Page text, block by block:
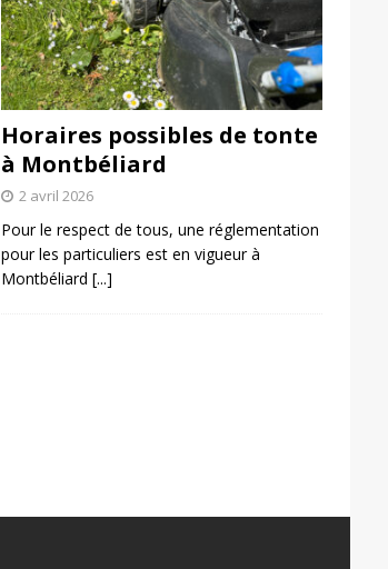
Horaires possibles de tonte
à Montbéliard
2 avril 2026
Pour le respect de tous, une réglementation
pour les particuliers est en vigueur à
Montbéliard [...]